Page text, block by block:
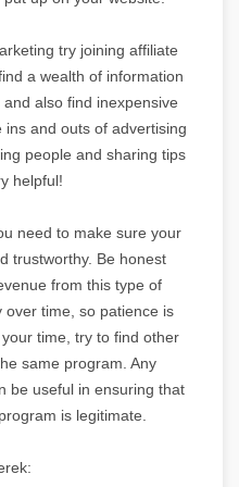
try joining affiliate
a wealth of information
also find inexpensive
and outs of advertising
people and sharing tips
helpful!
need to make sure your
trustworthy. Be honest
from this type of
over time, so patience is
time, try to find other
same program. Any
be useful in ensuring that
is legitimate.